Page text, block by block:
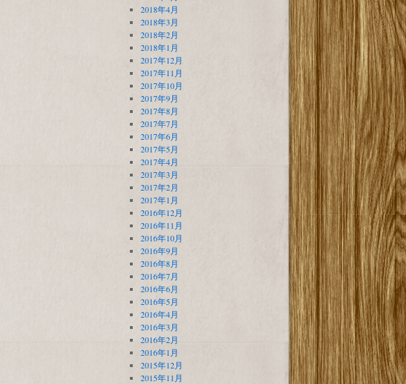
2018年4月
2018年3月
2018年2月
2018年1月
2017年12月
2017年11月
2017年10月
2017年9月
2017年8月
2017年7月
2017年6月
2017年5月
2017年4月
2017年3月
2017年2月
2017年1月
2016年12月
2016年11月
2016年10月
2016年9月
2016年8月
2016年7月
2016年6月
2016年5月
2016年4月
2016年3月
2016年2月
2016年1月
2015年12月
2015年11月